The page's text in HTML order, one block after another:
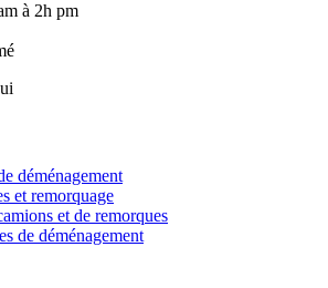
à 2h pm
déménagement
et remorquage
et de remorques
de déménagement